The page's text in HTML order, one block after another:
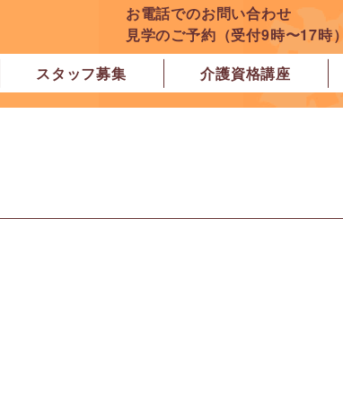
お電話でのお問い合わせ
見学のご予約（受付9時〜17時）
ぽれぽれ学園前レジデンス
ぽれぽれ登美ヶ丘
ぽれぽれ四条大路
ぽれぽれ東登美ヶ丘
ぽれぽれケアセンター青山
ぽれぽれ中和
ぽれぽれ橿原在宅支援相談センター
ぽれぽれケアセンター 白橿
ぽれぽれ白橿コンフォート
ぽれぽれ八木西スクエア
橿原市地域包括支援センター北エリア
スタッフ募集 介護資格講座